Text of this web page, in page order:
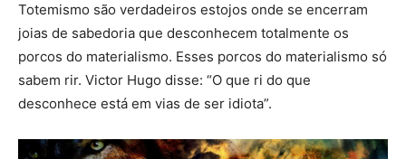
Totemismo são verdadeiros estojos onde se encerram
joias de sabedoria que desconhecem totalmente os
porcos do materialismo. Esses porcos do materialismo só
sabem rir. Victor Hugo disse: “O que ri do que
desconhece está em vias de ser idiota”.